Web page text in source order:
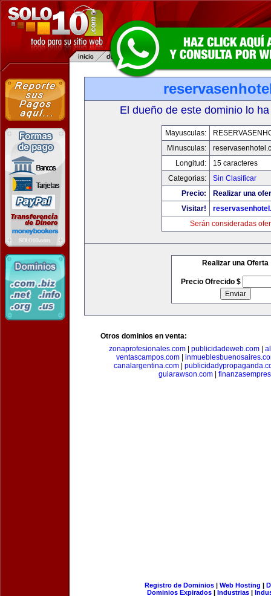
El dueño de este dominio lo
Mayusculas:
Minusculas:
Longitud:
15 caracteres
Categorias:
Sin Clasificar
Precio:
Realizar una
Visitar!
Serán consideradas
Realizar una Oferta
Precio Ofrecido $
Otros dominios en venta:
zonaprofesionales.com| publicidadeweb.com|
ventascampos.com
canalargentina.com|
guiarawson.com|
Registro de Dominios| Web Hosting |
Dominios Expirados | Industrias |